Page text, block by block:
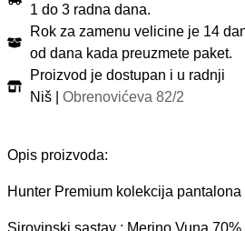
1 do 3 radna dana.
Rok za zamenu velicine je 14
od dana kada preuzmete paket.
Proizvod je dostupan i u radnji
Niš | Obrenovićeva 82/2
Opis proizvoda:
Hunter Premium kolekcija
Sirovinski sastav : Merino Vuna